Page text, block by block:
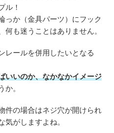
ル！
っか（金具パーツ）にフック
何も迷うことはありません。
レールを併用したいとなる
いいのか、なかなかイメージ
か。
件の場合はネジ穴が開けられ
気がしますよね。